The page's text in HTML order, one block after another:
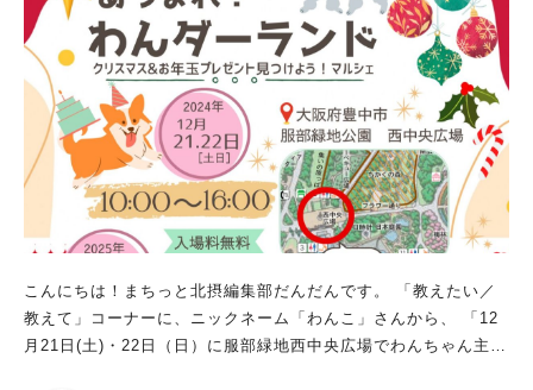
せないコンテンツが盛りだくさん！ おなかを満たすフードエリ
アも充実のラインナップで、 クリスマスシーズンならではの特
別な一日を、家族や友人と心おきなく満喫できそうです♪ 入場料
は当日チケットが16歳～1,700円、3～15歳は1,000円、 200円
お得になる事前チケットも販売中です（事前販売はこちら）。
入場チケットにはオフィシャル縁日で使える500円チケット付
き。 事前販売の状況により、当日チケットの販売を行わない可
能性もあるそうなので、気になる人はお早めに。 インスタグラ
ムをフォローしている人限定の大抽選会もあるみたいなので、こ
こちら この投稿をInstagramで見る Let's遊ビバ！(@lets_as
oviva)がシェアした投稿
こんにちは！まちっと北摂編集部だんだんです。 「教えたい／
教えて」コーナーに、ニックネーム「わんこ」さんから、 「12
月21日(土)・22日（日）に服部緑地西中央広場でわんちゃん主役